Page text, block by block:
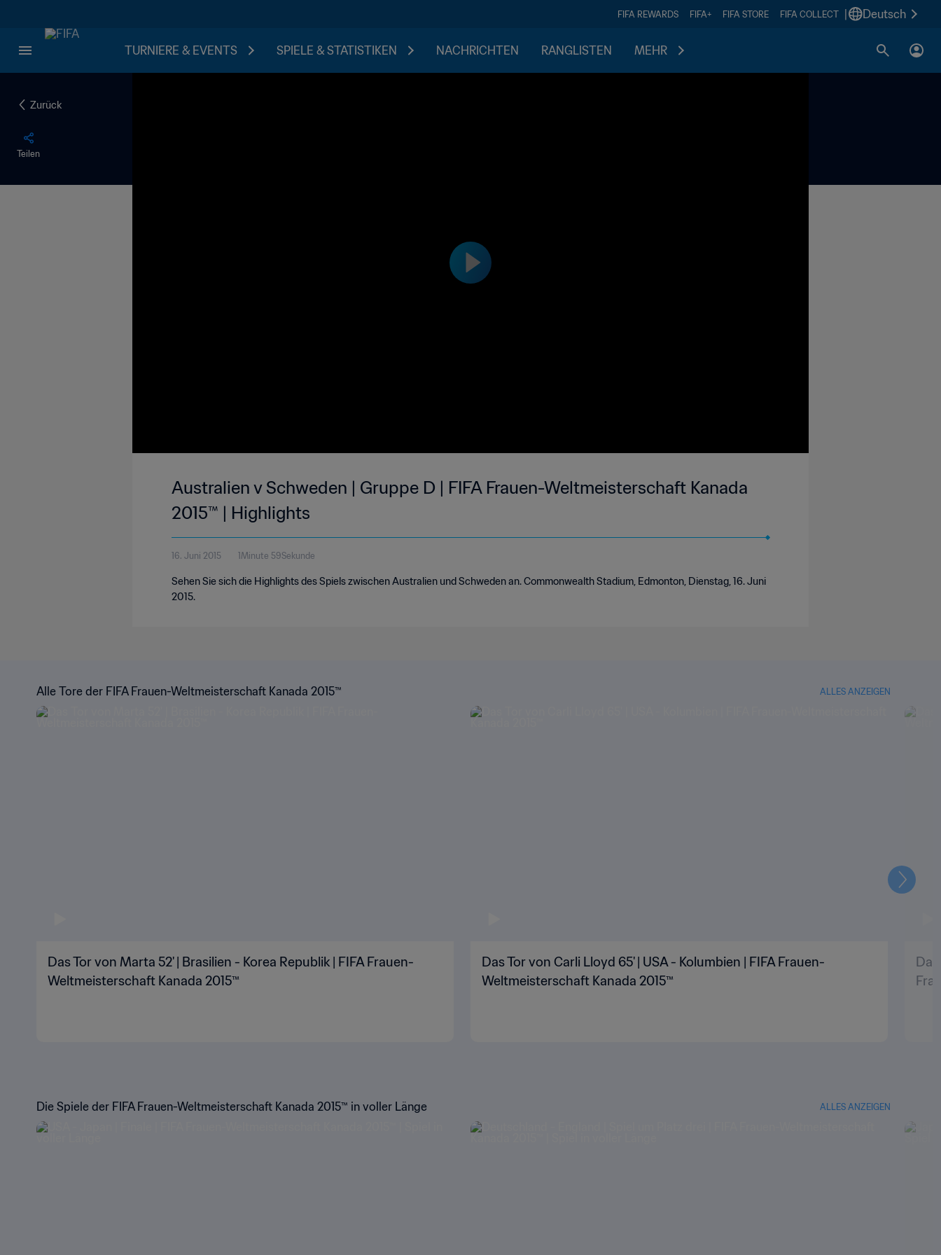
FIFA REWARDS FIFA+ FIFA STORE FIFA COLLECT Deutsch
TURNIERE & EVENTS SPIELE & STATISTIKEN NACHRICHTEN RANGLISTEN MEHR
Zurück
Teilen
Australien v Schweden | Gruppe D | FIFA Frauen-Weltmeisterschaft Kanada
2015™ | Highlights
16. Juni 2015 1Minute 59Sekunde
Sehen Sie sich die Highlights des Spiels zwischen Australien und Schweden an. Commonwealth Stadium, Edmonton, Dienstag, 16. Juni
2015.
Alle Tore der FIFA Frauen-Weltmeisterschaft Kanada 2015™ ALLES ANZEIGEN
Das Tor von Marta 52' | Brasilien - Korea Republik | FIFA Frauen-
Weltmeisterschaft Kanada 2015™
Das Tor von Carli Lloyd 65' | USA - Kolumbien | FIFA Frauen-
Weltmeisterschaft Kanada 2015™
Weiter
Die Spiele der FIFA Frauen-Weltmeisterschaft Kanada 2015™ in voller Länge ALLES ANZEIGEN